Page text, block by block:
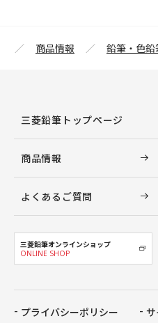
商品情報 鉛筆・色鉛
三菱鉛筆トップページ
商品情報
よくあるご質問
三菱鉛筆オンラインショップ
ONLINE SHOP
プライバシーポリシー